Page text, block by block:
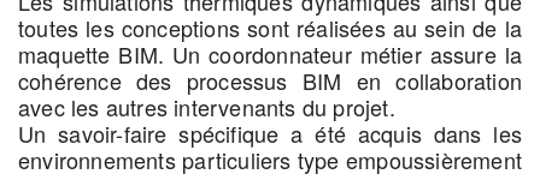
toutes les conceptions sont réalisées au sein de la
maquette BIM. Un coordonnateur métier assure la
cohérence des processus BIM en collaboration
avec les autres intervenants du projet.
Un savoir-faire spécifique a été acquis dans les
environnements particuliers type empoussièrement